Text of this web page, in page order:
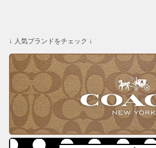
↓ 人気ブランドをチェック ↓